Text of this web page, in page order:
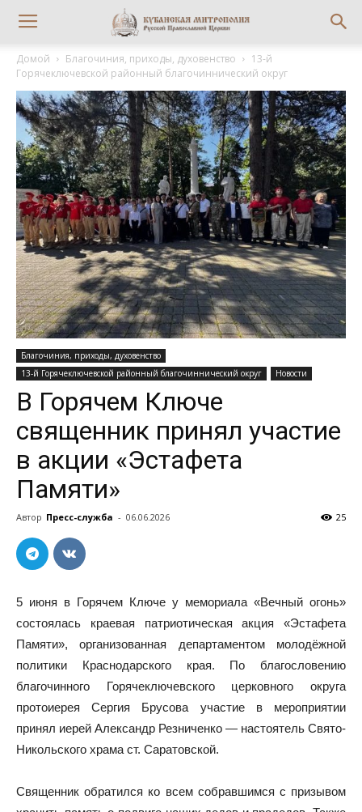
Домой Благочиния, приходы, духовенство
13-й
Горячеключевской районный благочиннический округ
Благочиния, приходы, духовенство
13-й Горячеключевской районный благочиннический округ
Новости
В Горячем Ключе
священник принял участие
в акции «Эстафета
Памяти»
Автор Пресс-служба - 06.06.2026 25
5 июня в Горячем Ключе у мемориала «Вечный огонь»
состоялась краевая патриотическая акция «Эстафета
Памяти», организованная департаментом молодёжной
политики Краснодарского края. По благословению
благочинного Горячеключевского церковного округа
протоиерея Сергия Брусова участие в мероприятии
принял иерей Александр Резниченко — настоятель Свято-
Никольского храма ст. Саратовской.
Священник обратился ко всем собравшимся с призывом